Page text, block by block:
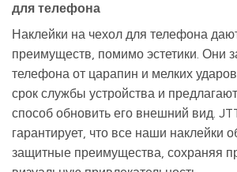
для телефона
Наклейки на чехол для телефона
преимуществ, помимо эстетики. Они
телефона от царапин и мелких
срок службы устройства и
способ обновить его внешний вид.
гарантирует, что все наши наклейки
защитные преимущества, сохраняя